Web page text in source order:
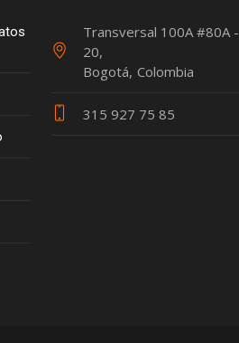
Transversal 100A #80A -
20
Bogotá Colombia
315 927 75 85